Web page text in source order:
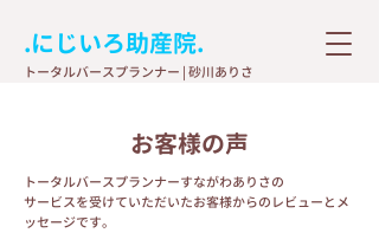
​トータルバースプランナー | 砂川ありさ
.にじいろ助産院.
お客様の声
​トータルバースプランナーすながわありさの
サービスを受けていただいたお客様からのレビューとメ
ッセージです。